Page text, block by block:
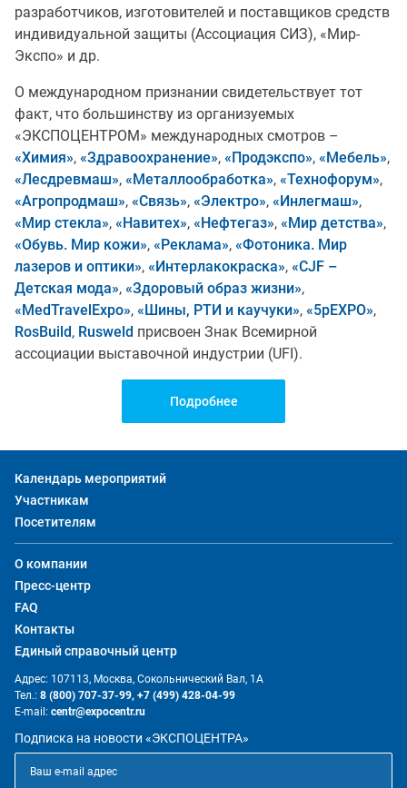
разработчиков, изготовителей и поставщиков средств
индивидуальной защиты (Ассоциация СИЗ), «Мир-
Экспо» и др.
О международном признании свидетельствует тот
факт, что большинству из организуемых
«ЭКСПОЦЕНТРОМ» международных смотров –
«Химия», «Здравоохранение», «Продэкспо», «Мебель»,
«Лесдревмаш», «Металлообработка», «Технофорум»,
«Агропродмаш», «Связь», «Электро», «Инлегмаш»,
«Мир стекла», «Навитех», «Нефтегаз», «Мир детства»,
«Обувь. Мир кожи», «Реклама», «Фотоника. Мир
лазеров и оптики», «Интерлакокраска», «CJF –
Детская мода», «Здоровый образ жизни»,
«MedTravelExpo», «Шины, РТИ и каучуки», «5pEXPO»,
RosBuild, Rusweld присвоен Знак Всемирной
ассоциации выставочной индустрии (UFI).
Подробнее
Календарь мероприятий
Участникам
Посетителям
О компании
Пресс-центр
FAQ
Контакты
Единый справочный центр
Адрес: 107113, Москва, Сокольнический Вал, 1А
Тел.: 8 (800) 707-37-99, +7 (499) 428-04-99
E-mail: centr@expocentr.ru
Подписка на новости «ЭКСПОЦЕНТРА»